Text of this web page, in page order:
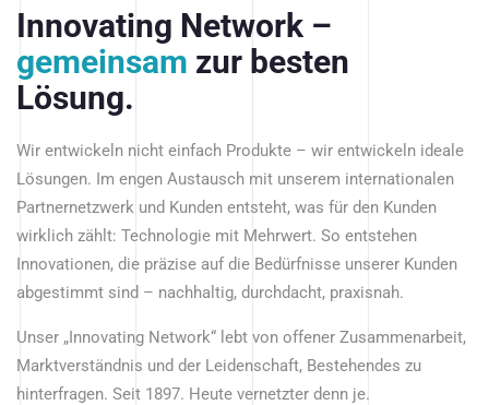
Innovating Network –
gemeinsam zur besten
Lösung.
Wir entwickeln nicht einfach Produkte – wir entwickeln ideale
Lösungen. Im engen Austausch mit unserem internationalen
Partnernetzwerk und Kunden entsteht, was für den Kunden
wirklich zählt: Technologie mit Mehrwert. So entstehen
Innovationen, die präzise auf die Bedürfnisse unserer Kunden
abgestimmt sind – nachhaltig, durchdacht, praxisnah.
Unser „Innovating Network“ lebt von offener Zusammenarbeit,
Marktverständnis und der Leidenschaft, Bestehendes zu
hinterfragen. Seit 1897. Heute vernetzter denn je.